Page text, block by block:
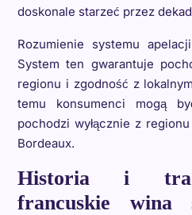
doskonale starzeć przez
Rozumienie systemu
System ten gwarantuje
regionu i zgodność z
temu konsumenci mogą
pochodzi wyłącznie z
Bordeaux.
Historia i
francuskie wina